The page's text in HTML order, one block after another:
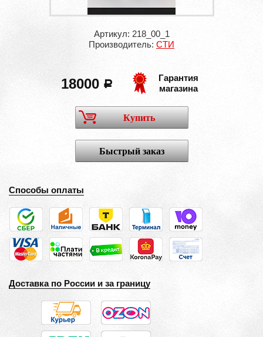
Артикул: 218_00_1
Производитель: СТИ
18000 a
Гарантия
магазина
Купить
Быстрый заказ
Способы оплаты
Доставка по России и за границу